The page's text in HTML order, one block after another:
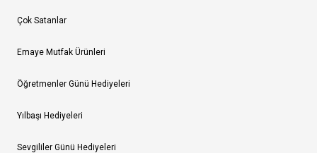
Çok Satanlar
Emaye Mutfak Ürünleri
Öğretmenler Günü Hediyeleri
Yılbaşı Hediyeleri
Sevgililer Günü Hediyeleri